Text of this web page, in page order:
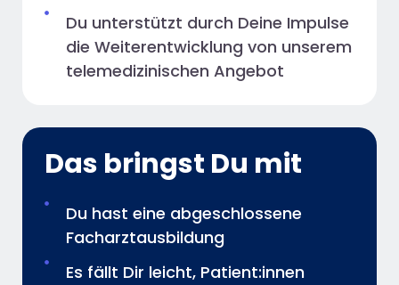
Du unterstützt durch Deine Impulse
die Weiterentwicklung von unserem
telemedizinischen Angebot
Das bringst Du mit
Du hast eine abgeschlossene
Facharztausbildung
Es fällt Dir leicht, Patient:innen